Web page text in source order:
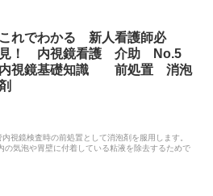
これでわかる 新人看護師必
見！ 内視鏡看護 介助 No.5
内視鏡基礎知識 前処置 消泡
視鏡検査時の前処置として消泡剤を服用します。
の気泡や胃壁に付着している粘液を除去するためで